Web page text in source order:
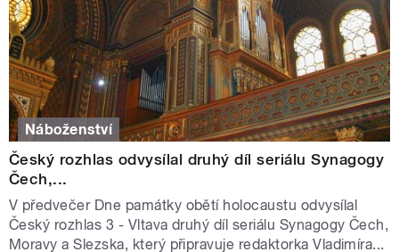
Náboženství
Český rozhlas odvysílal druhý díl seriálu Synagogy
Čech,...
V předvečer Dne památky obětí holocaustu odvysílal
Český rozhlas 3 - Vltava druhý díl seriálu Synagogy Čech,
Moravy a Slezska, který připravuje redaktorka Vladimíra...